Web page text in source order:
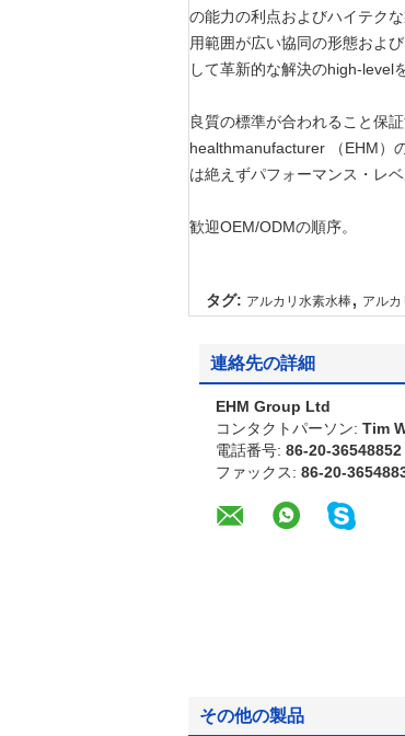
の能力の利点およびハイテク
用範囲が広い協同の形態およ
して革新的な解決のhigh-level
良質の標準が合われること保
healthmanufacturer （EHM）
は絶えずパフォーマンス・レ
歓迎OEM/ODMの順序。
タグ: アルカリ水素水棒, アル
連絡先の詳細
EHM Group Ltd
コンタクトパーソン: Tim
電話番号: 86-20-36548852
ファックス: 86-20-
その他の製品